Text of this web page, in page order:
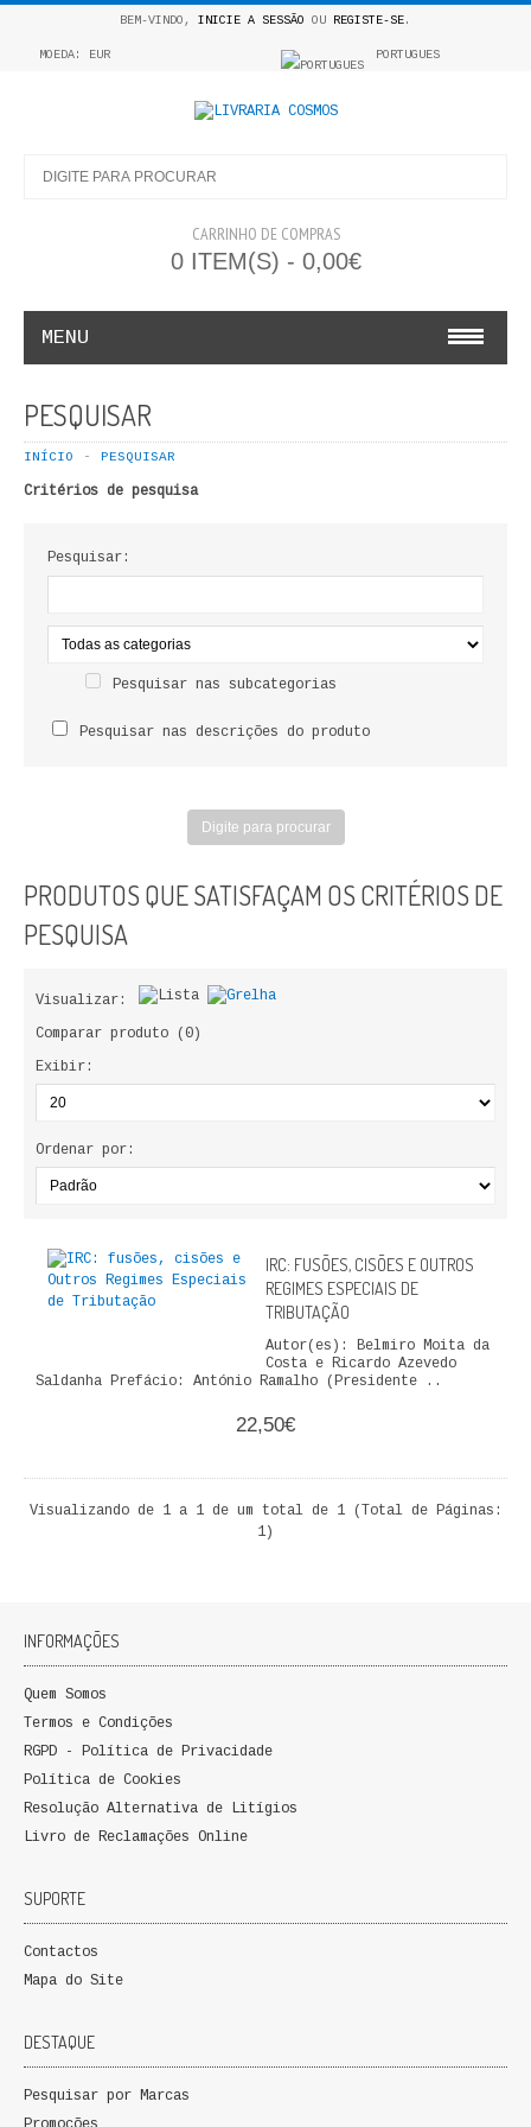
BEM-VINDO, INICIE A SESSÃO OU REGISTE-SE.
MOEDA: EUR PORTUGUES
CARRINHO DE COMPRAS
0 ITEM(S) - 0,00€
MENU
COSMOS INFANTIL
COLEÇÃO APRENDE A COLORIR
LIVROS DE PINTAR
ANTROPOLOGIA E SOCIOLOGIA
DIREITO
COSMOS DIREITO
ECONOMIA, GESTÃO, CONTABILIDADE
ANÁLISE DA ACÇÃO EDUCATIVA
COLEÇÃO PONTO DE INTERROGAÇÃO
COLEÇÃO PONTO E VÍRGULA
LITERATURA
LABIRINTOS DE EROS
NOVA BIBLIOTECA COSMOS
POESIA E TEATRO
REVISTA DEDALUS
RELAÇÕES INTERNACIONAIS
COLEÇÃO ATENA
OUTROS TEMAS
PESQUISAR
INÍCIO PESQUISAR
Critérios de pesquisa
Pesquisar:
Pesquisar nas subcategorias
Pesquisar nas descrições do produto
PRODUTOS QUE SATISFAÇAM OS CRITÉRIOS DE
PESQUISA
Visualizar:
Comparar produto (0)
Exibir:
Ordenar por:
IRC: FUSÕES, CISÕES E OUTROS
REGIMES ESPECIAIS DE
TRIBUTAÇÃO
Autor(es): Belmiro Moita da
Costa e Ricardo Azevedo
Saldanha Prefácio: António Ramalho (Presidente ..
22,50€
Visualizando de 1 a 1 de um total de 1 (Total de Páginas:
1)
INFORMAÇÕES
Quem Somos
Termos e Condições
RGPD - Política de Privacidade
Política de Cookies
Resolução Alternativa de Litígios
Livro de Reclamações Online
SUPORTE
Contactos
Mapa do Site
DESTAQUE
Pesquisar por Marcas